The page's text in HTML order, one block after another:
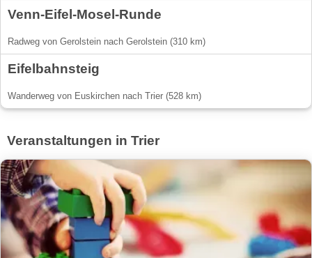
Venn-Eifel-Mosel-Runde
Radweg von Gerolstein nach Gerolstein (310 km)
Eifelbahnsteig
Wanderweg von Euskirchen nach Trier (528 km)
Veranstaltungen in Trier